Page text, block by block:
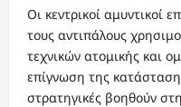
Οι κεντρικοί αμυντικοί
τους αντιπάλους
τεχνικών ατομικής και
επίγνωση της
στρατηγικές βοηθούν